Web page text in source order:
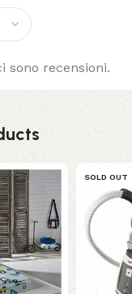
sono recensioni.
SOLD OUT